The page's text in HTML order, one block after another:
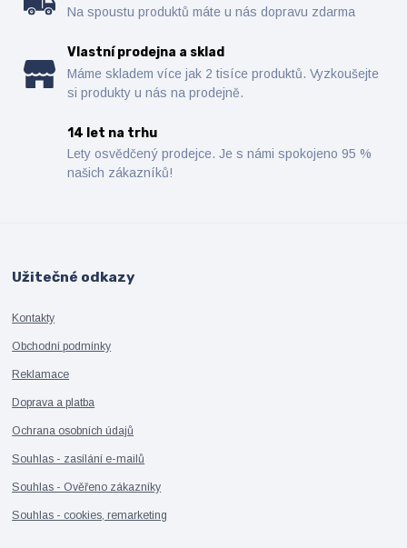
Na spoustu produktů máte u nás dopravu zdarma
Vlastní prodejna a sklad
Máme skladem více jak 2 tisíce produktů. Vyzkoušejte
si produkty u nás na prodejně.
14 let na trhu
Lety osvědčený prodejce. Je s námi spokojeno 95 %
našich zákazníků!
Užitečné odkazy
Kontakty
Obchodní podmínky
Reklamace
Doprava a platba
Ochrana osobních údajů
Souhlas - zasílání e-mailů
Souhlas - Ověřeno zákazníky
Souhlas - cookies, remarketing